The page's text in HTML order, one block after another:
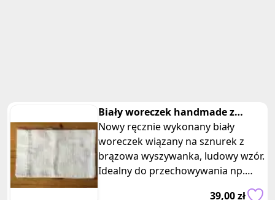
Biały woreczek handmade z
wyszywanka
Nowy ręcznie wykonany biały
woreczek wiązany na sznurek z
brązowa wyszywanka, ludowy wzór.
Idealny do przechowywania np.
pieczywa, suchych strączków, ziół
39,00 zł